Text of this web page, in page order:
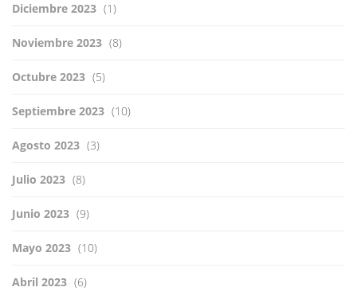
Diciembre 2023 (1)
Noviembre 2023 (8)
Octubre 2023 (5)
Septiembre 2023 (10)
Agosto 2023 (3)
Julio 2023 (8)
Junio 2023 (9)
Mayo 2023 (10)
Abril 2023 (6)